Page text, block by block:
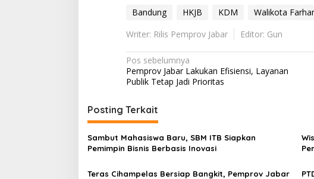
Bandung HKJB KDM
Walikota
Writer: Rilis Pemprov Jabar
Editor: Gun
Navigasi
pos
Pos sebelumnya
Pemprov Jabar Lakukan Efisiensi, Layanan
Publik Tetap Jadi Prioritas
Posting Terkait
Sambut Mahasiswa Baru, SBM ITB Siapkan
Pemimpin Bisnis Berbasis Inovasi
Teras Cihampelas Bersiap Bangkit, Pemprov Jabar